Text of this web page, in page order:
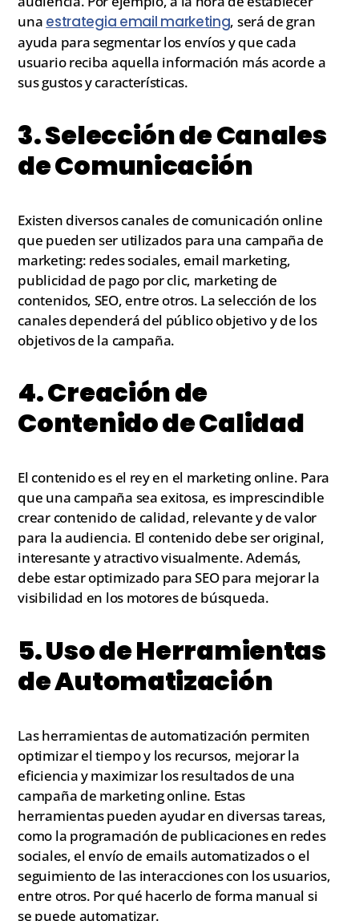
una estrategia email marketing, será de gran
ayuda para segmentar los envíos y que cada
usuario reciba aquella información más acorde a
sus gustos y características.
3. Selección de Canales
de Comunicación
Existen diversos canales de comunicación online
que pueden ser utilizados para una campaña de
marketing: redes sociales, email marketing,
publicidad de pago por clic, marketing de
contenidos, SEO, entre otros. La selección de los
canales dependerá del público objetivo y de los
objetivos de la campaña.
4. Creación de
Contenido de Calidad
El contenido es el rey en el marketing online. Para
que una campaña sea exitosa, es imprescindible
crear contenido de calidad, relevante y de valor
para la audiencia. El contenido debe ser original,
interesante y atractivo visualmente. Además,
debe estar optimizado para SEO para mejorar la
visibilidad en los motores de búsqueda.
5. Uso de Herramientas
de Automatización
Las herramientas de automatización permiten
optimizar el tiempo y los recursos, mejorar la
eficiencia y maximizar los resultados de una
campaña de marketing online. Estas
herramientas pueden ayudar en diversas tareas,
como la programación de publicaciones en redes
sociales, el envío de emails automatizados o el
seguimiento de las interacciones con los usuarios,
entre otros. Por qué hacerlo de forma manual si
se puede automatizar.